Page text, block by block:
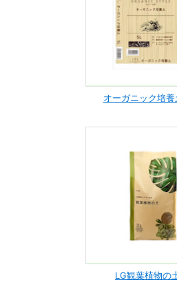
オーガニック培
LG観葉植物の